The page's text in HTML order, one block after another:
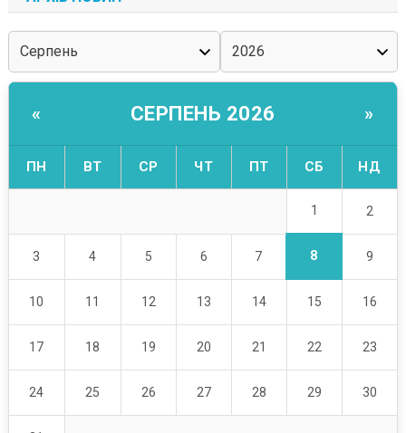
« СЕРПЕНЬ 2026 »
ПН ВТ СР ЧТ ПТ СБ НД
1 2
3 4 5 6 7 8 9
10 11 12 13 14 15 16
17 18 19 20 21 22 23
24 25 26 27 28 29 30